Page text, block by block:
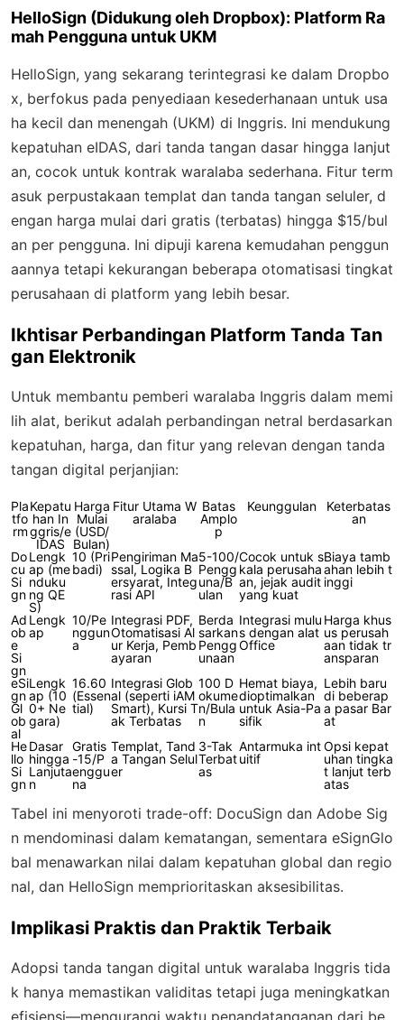
HelloSign (Didukung oleh Dropbox): Platform Ra
mah Pengguna untuk UKM
HelloSign, yang sekarang terintegrasi ke dalam Dropbo
x, berfokus pada penyediaan kesederhanaan untuk usa
ha kecil dan menengah (UKM) di Inggris. Ini mendukung
kepatuhan eIDAS, dari tanda tangan dasar hingga lanjut
an, cocok untuk kontrak waralaba sederhana. Fitur term
asuk perpustakaan templat dan tanda tangan seluler, d
engan harga mulai dari gratis (terbatas) hingga $15/bul
an per pengguna. Ini dipuji karena kemudahan penggun
aannya tetapi kekurangan beberapa otomatisasi tingkat
perusahaan di platform yang lebih besar.
Ikhtisar Perbandingan Platform Tanda Tan
gan Elektronik
Untuk membantu pemberi waralaba Inggris dalam memi
lih alat, berikut adalah perbandingan netral berdasarkan
kepatuhan, harga, dan fitur yang relevan dengan tanda
tangan digital perjanjian:
Pla
tfo
rm
Kepatu
han In
ggris/e
IDAS
Harga
Mulai
(USD/
Bulan)
Fitur Utama W
aralaba
Batas
Amplo
p
Keunggulan
Keterbatas
an
Do
cu
Si
gn
Lengk
ap (me
nduku
ng QE
S)
10 (Pri
badi)
Pengiriman Ma
ssal, Logika B
ersyarat, Integ
rasi API
5-100/
Pengg
una/B
ulan
Cocok untuk s
kala perusaha
an, jejak audit
yang kuat
Biaya tamb
ahan lebih t
inggi
Ad
ob
e
Si
gn
Lengk
ap
10/Pe
nggun
a
Integrasi PDF,
Otomatisasi Al
ur Kerja, Pemb
ayaran
Berda
sarkan
Pengg
unaan
Integrasi mulu
s dengan alat
Office
Harga khus
us perusah
aan tidak tr
ansparan
eSi
gn
Gl
ob
al
Lengk
ap (10
0+ Ne
gara)
16.60
(Essen
tial)
Integrasi Glob
al (seperti iAM
Smart), Kursi T
ak Terbatas
100 D
okume
n/Bula
n
Hemat biaya,
dioptimalkan
untuk Asia-Pa
sifik
Lebih baru
di beberap
a pasar Bar
at
He
llo
Si
gn
Dasar
hingga
Lanjuta
n
Gratis
-15/P
enggu
na
Templat, Tand
a Tangan Selul
er
3-Tak
Terbat
as
Antarmuka int
uitif
Opsi kepat
uhan tingka
t lanjut terb
atas
Tabel ini menyoroti trade-off: DocuSign dan Adobe Sig
n mendominasi dalam kematangan, sementara eSignGlo
bal menawarkan nilai dalam kepatuhan global dan regio
nal, dan HelloSign memprioritaskan aksesibilitas.
Implikasi Praktis dan Praktik Terbaik
Adopsi tanda tangan digital untuk waralaba Inggris tida
k hanya memastikan validitas tetapi juga meningkatkan
efisiensi—mengurangi waktu penandatanganan dari be